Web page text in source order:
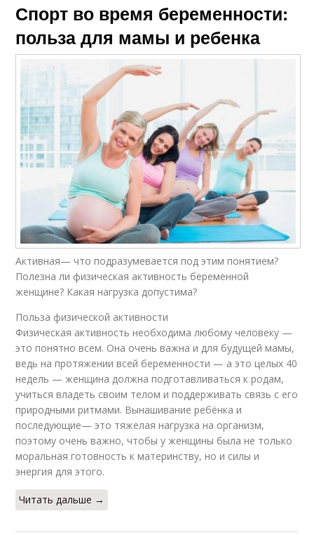
Спорт во время беременности:
польза для мамы и ребенка
Активная— что подразумевается под этим понятием?
Полезна ли физическая активность беременной
женщине? Какая нагрузка допустима?
Польза физической активности
Физическая активность необходима любому человеку —
это понятно всем. Она очень важна и для будущей мамы,
ведь на протяжении всей беременности — а это целых 40
недель — женщина должна подготавливаться к родам,
учиться владеть своим телом и поддерживать связь с его
природными ритмами. Вынашивание ребёнка и
последующие— это тяжелая нагрузка на организм,
поэтому очень важно, чтобы у женщины была не только
моральная готовность к материнству, но и силы и
энергия для этого.
Читать дальше →